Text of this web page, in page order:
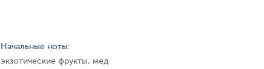
Начальные ноты:
экзотические фрукты, мед